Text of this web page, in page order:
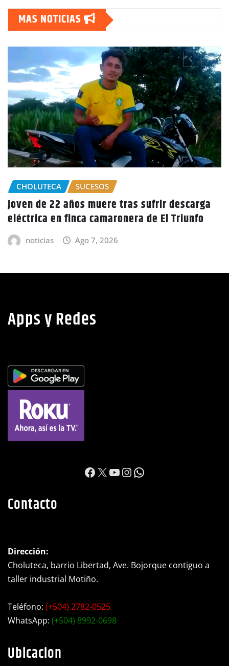
MAS NOTICIAS
GOBIERNO HONDURAS NACIONALES
CIDH escucha denuncias por uso de
políticos y debilidad de la
Choluteca, barrio Libertad, Ave. Bojorque contiguo a
taller industrial Motiño.
WhatsApp:(+504) 8992-0698